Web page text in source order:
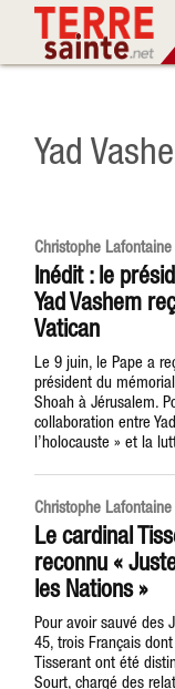
Yad
Christophe Lafontaine
Inédit : le
Yad Vashem
Vatican
Le 9 juin, le Pape a
président du
Shoah à Jérusalem.
collaboration entre
l’holocauste » et la
Christophe Lafontaine
Le cardinal
reconnu «
les Nations »
Pour avoir sauvé des
45, trois Français
Tisserant ont été
Sourt, chargé des